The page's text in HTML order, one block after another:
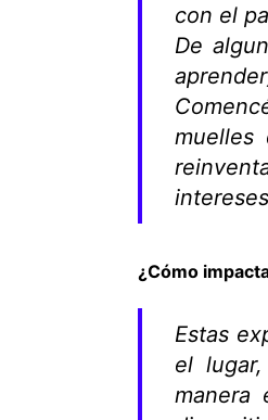
con el
De
muelles
¿Cómo
Estas
el
manera